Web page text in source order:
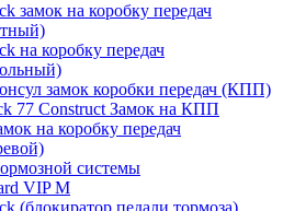
замок на коробку передач
на коробку передач
замок коробки передач (КПП)
77 Construct Замок на КПП
на коробку передач
системы
VIP M
(блокиратор педали тормоза)